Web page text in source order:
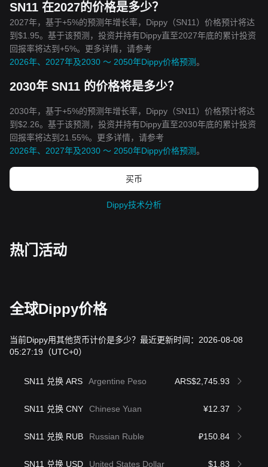
SN11 在2027的价格是多少？
2027年，基于+5%的预测年增长率，Dippy（SN11）价格预计将达
到$1.95。基于该预测，投资并持有Dippy直至2027年底的累计投资
回报率将达到+5%。更多详情，请参考
2026年、2027年及2030 ～ 2050年Dippy价格预测。
2030年 SN11 的价格将是多少？
2030年，基于+5%的预测年增长率，Dippy（SN11）价格预计将达
到$2.26。基于该预测，投资并持有Dippy直至2030年底的累计投资
回报率将达到21.55%。更多详情，请参考
2026年、2027年及2030 ～ 2050年Dippy价格预测。
买币
Dippy技术分析
热门活动
全球Dippy价格
当前Dippy用其他货币计价是多少？最近更新时间：2026-08-08
05:27:19 （UTC+0）
SN11 兑换 ARS Argentine Peso ARS$2,745.93
SN11 兑换 CNY Chinese Yuan ¥12.37
SN11 兑换 RUB Russian Ruble ₽150.84
SN11 兑换 USD United States Dollar $1.83